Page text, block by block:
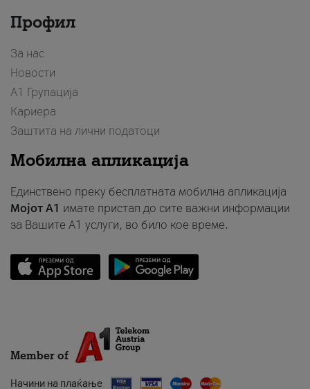
Профил
За нас
Новости
А1 Групација
Кариера
Заштита на лични податоци
Мобилна апликација
Единствено преку бесплатната мобилна апликација
Мојот A1 имате пристап до сите важни информации
за Вашите A1 услуги, во било кое време.
Member of
Начини на плаќање